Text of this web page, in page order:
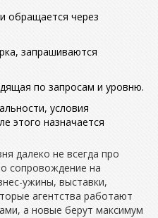
обращается через
запрашиваются
по запросам и уровню.
условия
этого назначается
далеко не всегда про
сопровождение на
ужины, выставки,
агентства работают
а новые берут максимум